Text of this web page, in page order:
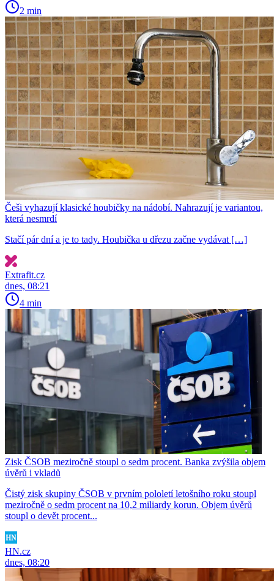
2 min
Češi vyhazují klasické houbičky na nádobí. Nahrazují je variantou,
která nesmrdí
Stačí pár dní a je to tady. Houbička u dřezu začne vydávat […]
Extrafit.cz
dnes, 08:21
4 min
Zisk ČSOB meziročně stoupl o sedm procent. Banka zvýšila objem
úvěrů i vkladů
Čistý zisk skupiny ČSOB v prvním pololetí letošního roku stoupl
meziročně o sedm procent na 10,2 miliardy korun. Objem úvěrů
stoupl o devět procent...
HN.cz
dnes, 08:20